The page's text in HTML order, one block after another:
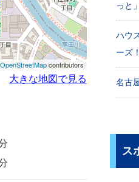
OpenStreetMapcontributors
大きな地図で見る
っと」
ハウ
ーズ！
名古
ス